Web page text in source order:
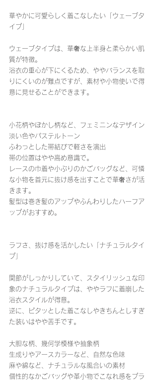
華やかに可愛らしく着こなしたい「ウェーブタ
イプ」
ウェーブタイプは、華奢な上半身と柔らかい肌
質が特徴。
浴衣の重心が下にくるため、ややバランスを取
りにくいのが難点ですが、素材や小物使いで得
意に見せることができます。
小花柄やぼかし柄など、フェミニンなデザイン
淡い色やパステルトーン
ふわっとした帯結びで軽さを演出
帯の位置はやや高め意識で。
レースの巾着や小ぶりのかごバッグなど、可憐
な小物を首元に抜け感を出すことで華奢さが活
きます。
髪型は巻き髪のアップやふんわりしたハーフア
ップがおすすめ。
ラフさ、抜け感を活かしたい「ナチュラルタイ
プ」
関節がしっかりしていて、スタイリッシュな印
象のナチュラルタイプは、ややラフに着崩した
浴衣スタイルが得意。
逆に、ピタッとした着こなしやきちんとしすぎ
た装いはやや苦手です。
大胆な柄、幾何学模様や抽象柄
生成りやアースカラーなど、自然な色味
麻や綿など、ナチュラルな風合いの素材
個性的なかごバッグや革小物でこなれ感をプラ